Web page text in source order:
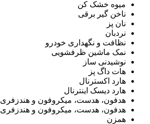
میوه خشک کن
ناخن گیر برقی
نان پز
نردبان
نظافت و نگهداری خودرو
نمک ماشین ظرفشویی
نوشیدنی ساز
هات داگ پز
هارد اکسترنال
هارد دیسک اینترنال
هدفون، هدست، میکروفون و هندزفری
هدفون، هدست، میکروفون و هندزفری
همزن